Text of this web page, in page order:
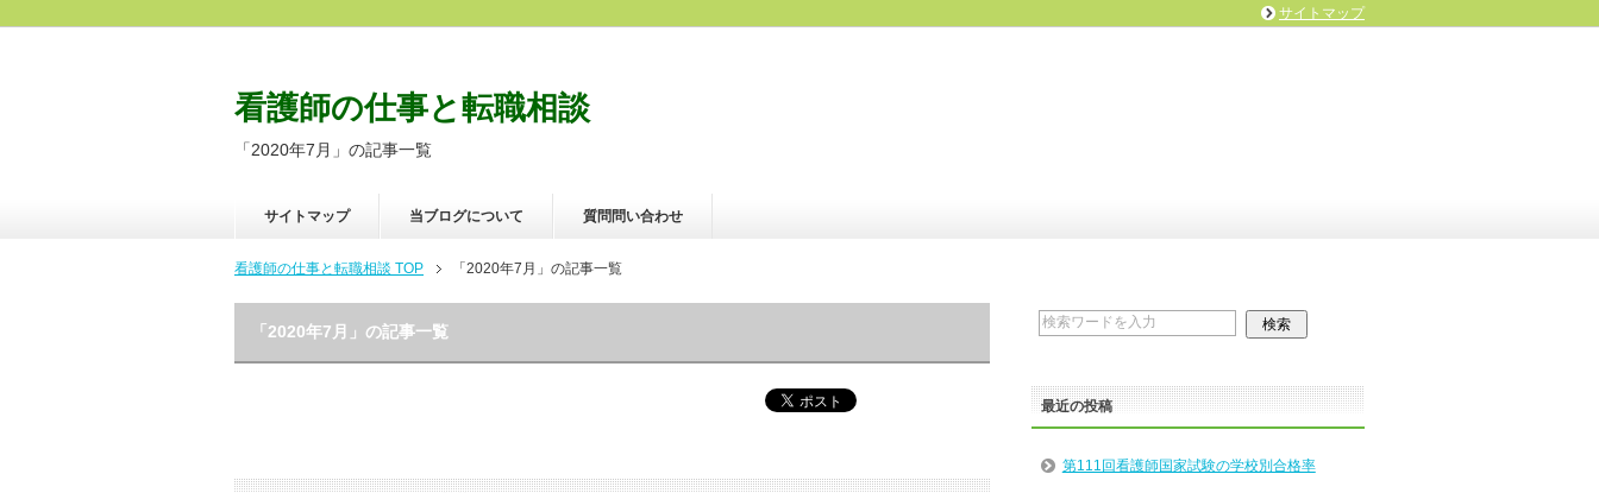
看護師の仕事と転職相談
「2020年7月」の記事一覧
サイトマップ 当ブログについて 質問問い合わせ
看護師の仕事と転職相談 TOP 「2020年7月」の記事一覧
「2020年7月」の記事一覧
最近の投稿
第111回看護師国家試験の学校別合格率
サイトマップ